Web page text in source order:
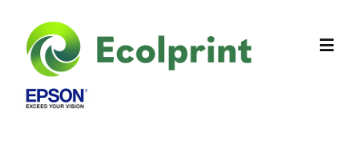
Sobre Nós